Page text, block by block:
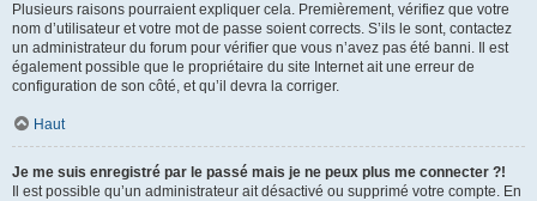
Plusieurs raisons pourraient expliquer cela. Premièrement, vérifiez que votre
nom d’utilisateur et votre mot de passe soient corrects. S’ils le sont, contactez
un administrateur du forum pour vérifier que vous n’avez pas été banni. Il est
également possible que le propriétaire du site Internet ait une erreur de
configuration de son côté, et qu’il devra la corriger.
Haut
Je me suis enregistré par le passé mais je ne peux plus me connecter ?!
Il est possible qu’un administrateur ait désactivé ou supprimé votre compte. En